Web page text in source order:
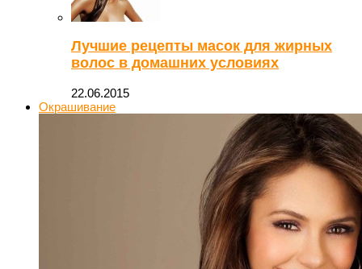
Лучшие рецепты масок для жирных
волос в домашних условиях
22.06.2015
Окрашивание